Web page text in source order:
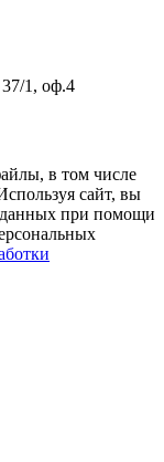
1, оф.4
в том числе
сайт, вы
данных при помощи